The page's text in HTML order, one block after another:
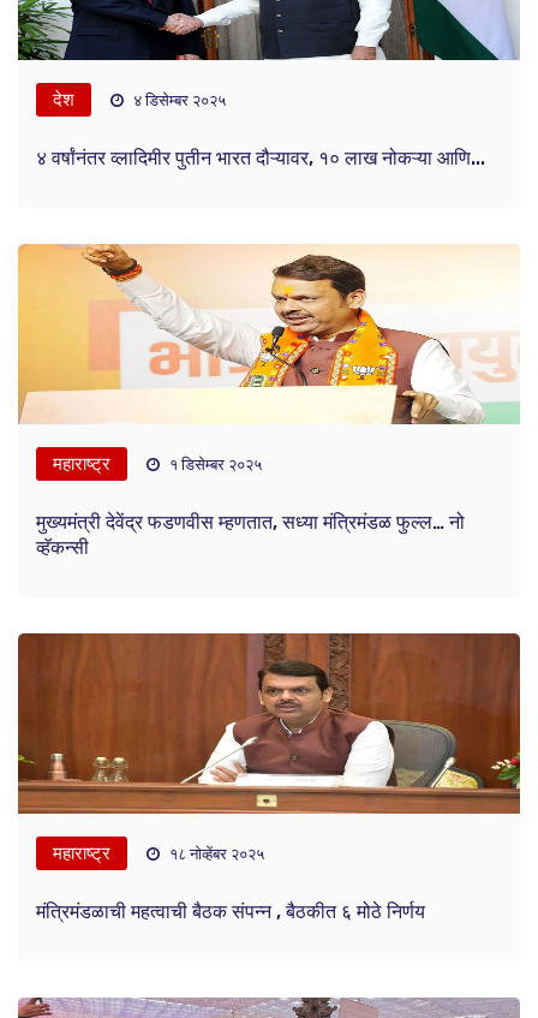
देश ४ डिसेम्बर २०२५
४ वर्षांनंतर व्लादिमीर पुतीन भारत दौऱ्यावर, १० लाख नोकऱ्या आणि...
महाराष्ट्र १ डिसेम्बर २०२५
मुख्यमंत्री देवेंद्र फडणवीस म्हणतात, सध्या मंत्रिमंडळ फुल्ल… नो
व्हॅकन्सी
महाराष्ट्र १८ नोव्हेंबर २०२५
मंत्रिमंडळाची महत्वाची बैठक संपन्न , बैठकीत ६ मोठे निर्णय